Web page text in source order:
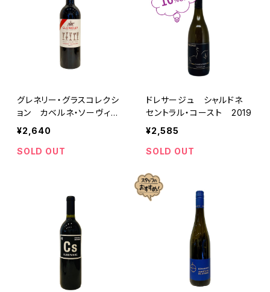
グレネリー・グラスコレクシ
ョン カベルネ・ソーヴィニ
ヨン 2021
¥2,640
SOLD OUT
ドレサージュ シャルドネ
セントラル・コースト 2019
¥2,585
SOLD OUT